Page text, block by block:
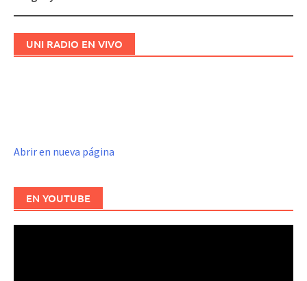
entradas
UNI RADIO EN VIVO
Abrir en nueva página
EN YOUTUBE